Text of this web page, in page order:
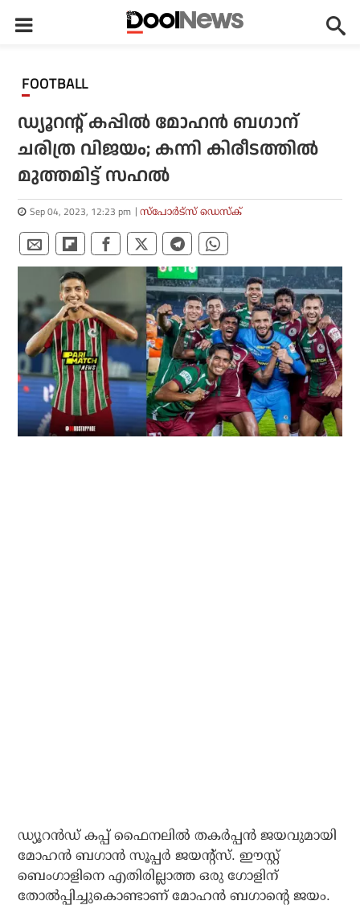
FOOTBALL
ഡ്യൂറന്റ് കപ്പില്‍ മോഹന്‍ ബഗാന്
ചരിത്ര വിജയം; കന്നി കിരീടത്തില്‍
മുത്തമിട്ട് സഹല്‍
Sep 04, 2023, 12:23 pm സ്പോര്‍ട്സ് ഡെസ്‌ക്
ഡ്യൂറന്‍ഡ് കപ്പ് ഫൈനലില്‍ തകര്‍പ്പന്‍ ജയവുമായി
മോഹന്‍ ബഗാന്‍ സൂപ്പര്‍ ജയന്റ്‌സ്. ഈസ്റ്റ്
ബെംഗാളിനെ എതിരില്ലാത്ത ഒരു ഗോളിന്
തോല്‍പ്പിച്ചുകൊണ്ടാണ് മോഹന്‍ ബഗാന്റെ ജയം.